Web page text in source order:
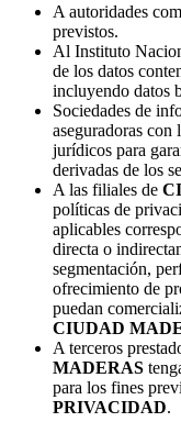
A autoridades
previstos.
Al Instituto
de los datos
incluyendo datos
Sociedades de
aseguradoras con
jurídicos para
derivadas de los
A las filiales de
políticas de
aplicables
directa o
segmentación,
ofrecimiento de
puedan
CIUDAD
A terceros
MADERAS
para los fines
PRIVACIDAD.